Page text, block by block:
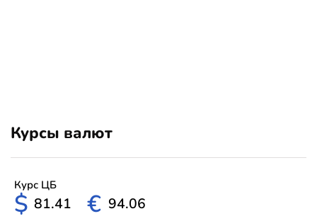
Курсы валют
Курс ЦБ
$ 81.41 € 94.06